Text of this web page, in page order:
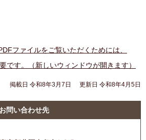
ファイルをご覧いただくためには、
です。（新しいウィンドウが開きます）
掲載日 令和8年3月7日 更新日 令和8年4月5日
問い合わせ先